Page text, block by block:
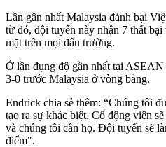
Lần gần nhất Malaysia đánh bại
từ đó, đội tuyển này nhận 7 thất bại
mặt trên mọi đấu trường.
Ở lần đụng độ gần nhất tại
3-0 trước Malaysia ở vòng bảng.
Endrick chia sẻ thêm: “Chúng tôi
tạo ra sự khác biệt. Cổ động viên
và chúng tôi cần họ. Đội tuyển sẽ
điểm".